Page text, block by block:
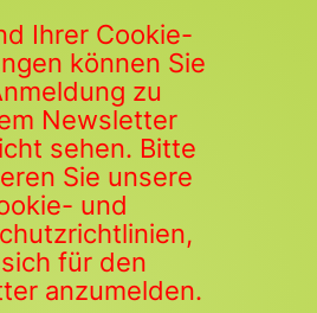
Ihrer Cookie-
können Sie
zu
Newsletter
sehen. Bitte
Sie unsere
und
für den
anzumelden.